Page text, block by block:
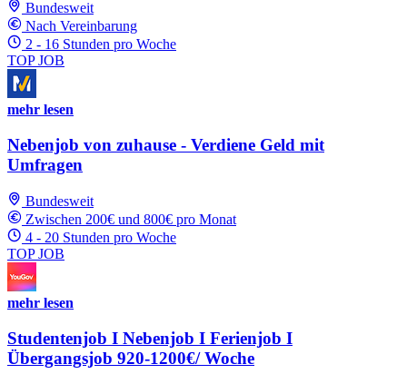
Bundesweit
Nach Vereinbarung
2 - 16 Stunden pro Woche
TOP JOB
mehr lesen
Nebenjob von zuhause - Verdiene Geld mit
Umfragen
Bundesweit
Zwischen 200€ und 800€ pro Monat
4 - 20 Stunden pro Woche
TOP JOB
mehr lesen
Studentenjob I Nebenjob I Ferienjob I
Übergangsjob 920-1200€/ Woche